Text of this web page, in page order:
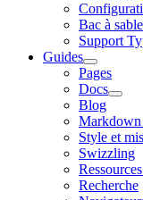
Bac à sable
Support
Guides
Pages
Docs
Blog
Markdown
Style et
Swizzling
Recherche